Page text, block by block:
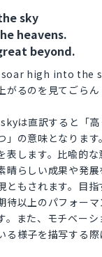
sky
heavens.
beyond.
high into the
がるのを見てごらん
は直訳すると「高
」の意味となります
表します。比喩的な
晴らしい成果や発
ともされます。目
待以上のパフォー
。また、モチベー
る様子を描写する際